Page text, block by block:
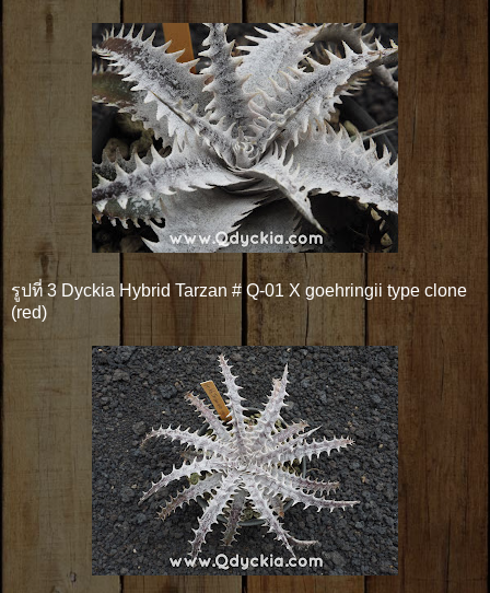
รูปที่ 3 Dyckia Hybrid Tarzan # Q-01 X goehringii type clone
(red)